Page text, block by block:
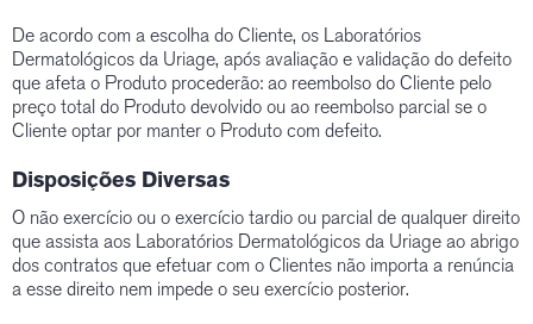
De acordo com a escolha do Cliente, os Laboratórios
Dermatológicos da Uriage, após avaliação e validação do defeito
que afeta o Produto procederão: ao reembolso do Cliente pelo
preço total do Produto devolvido ou ao reembolso parcial se o
Cliente optar por manter o Produto com defeito.
Disposições Diversas
O não exercício ou o exercício tardio ou parcial de qualquer direito
que assista aos Laboratórios Dermatológicos da Uriage ao abrigo
dos contratos que efetuar com o Clientes não importa a renúncia
a esse direito nem impede o seu exercício posterior.